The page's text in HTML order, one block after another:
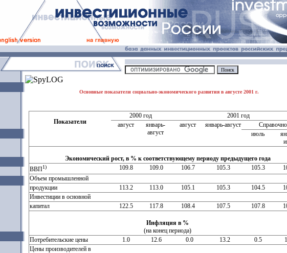
Основные показатели социально-экономического развития в августе 2001 г.
Показатели
2000 год
2001 год
август
январь-
август
август январь-август
июль
Экономический рост, в % к соответствующему периоду предыдущего года
ВВП1) 109.8 109.0 106.7 105.3 105.3
Объем промышленной
продукции
113.2 113.0 105.1 105.3 104.5
Инвестиции в основной
капитал
122.5 117.8 108.4 107.5 107.8
Инфляция в %
(на конец периода)
Потребительские цены
1.0 12.6 0.0 13.2 0.5
Цены производителей в